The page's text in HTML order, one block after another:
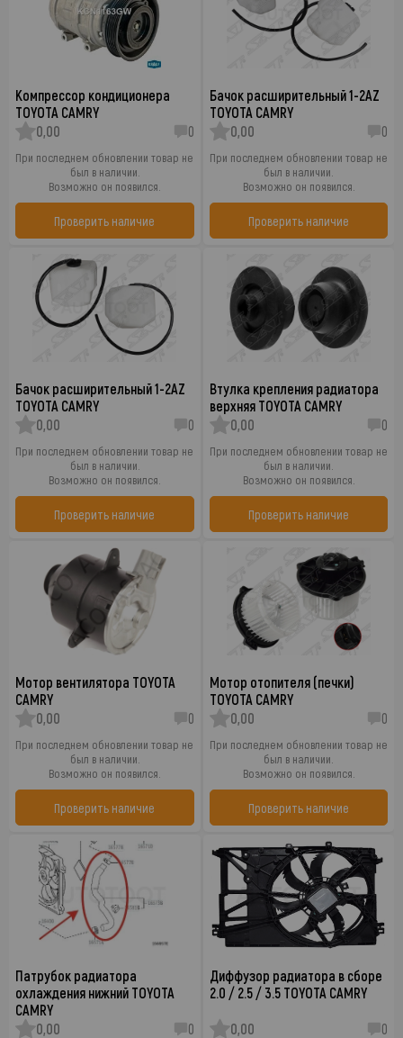
Компрессор кондиционера
TOYOTA CAMRY
0,00
0
При последнем обновлении товар не
был в наличии.
Возможно он появился.
Проверить наличие
Бачок расширительный 1-2AZ
TOYOTA CAMRY
0,00
0
При последнем обновлении товар не
был в наличии.
Возможно он появился.
Проверить наличие
Бачок расширительный 1-2AZ
TOYOTA CAMRY
0,00
0
При последнем обновлении товар не
был в наличии.
Возможно он появился.
Проверить наличие
Втулка крепления радиатора
верхняя TOYOTA CAMRY
0,00
0
При последнем обновлении товар не
был в наличии.
Возможно он появился.
Проверить наличие
Мотор вентилятора TOYOTA
CAMRY
0,00
0
При последнем обновлении товар не
был в наличии.
Возможно он появился.
Проверить наличие
Мотор отопителя (печки)
TOYOTA CAMRY
0,00
0
При последнем обновлении товар не
был в наличии.
Возможно он появился.
Проверить наличие
Патрубок радиатора
охлаждения нижний TOYOTA
CAMRY
0,00
0
Диффузор радиатора в сборе
2.0 / 2.5 / 3.5 TOYOTA CAMRY
0,00 0